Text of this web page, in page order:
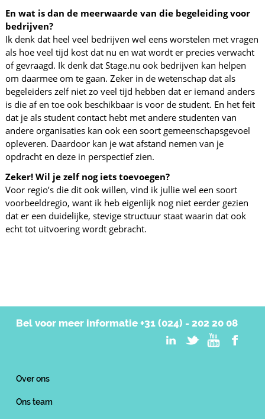
En wat is dan de meerwaarde van die begeleiding voor
bedrijven?
Ik denk dat heel veel bedrijven wel eens worstelen met vragen
als hoe veel tijd kost dat nu en wat wordt er precies verwacht
of gevraagd. Ik denk dat Stage.nu ook bedrijven kan helpen
om daarmee om te gaan. Zeker in de wetenschap dat als
begeleiders zelf niet zo veel tijd hebben dat er iemand anders
is die af en toe ook beschikbaar is voor de student. En het feit
dat je als student contact hebt met andere studenten van
andere organisaties kan ook een soort gemeenschapsgevoel
opleveren. Daardoor kan je wat afstand nemen van je
opdracht en deze in perspectief zien.
Zeker! Wil je zelf nog iets toevoegen?
Voor regio’s die dit ook willen, vind ik jullie wel een soort
voorbeeldregio, want ik heb eigenlijk nog niet eerder gezien
dat er een duidelijke, stevige structuur staat waarin dat ook
echt tot uitvoering wordt gebracht.
Bel voor meer informatie +31 (024) - 202 20 08
Over ons
Ons team